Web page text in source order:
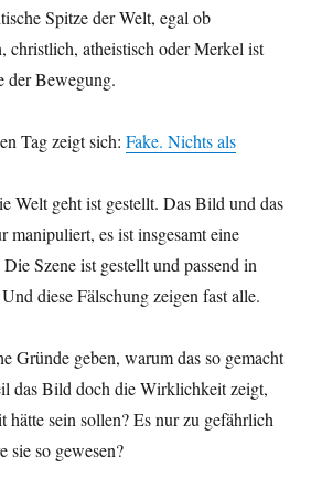
Spitze der Welt, egal ob
christlich, atheistisch oder Merkel ist
der Bewegung.
Tag zeigt sich:Fake. Nichts als
Welt geht ist gestellt. Das Bild und das
manipuliert, es ist insgesamt eine
Szene ist gestellt und passend in
diese Fälschung zeigen fast alle.
Gründe geben, warum das so gemacht
das Bild doch die Wirklichkeit zeigt,
sein sollen? Es nur zu gefährlich
sie so gewesen?